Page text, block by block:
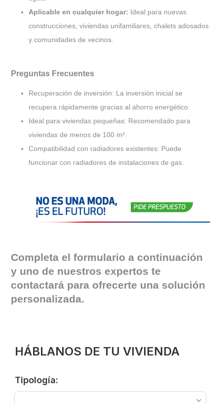
Aplicable en cualquier hogar: Ideal para nuevas
construcciones, viviendas unifamiliares, chalets adosados
y comunidades de vecinos.
Preguntas Frecuentes
Recuperación de inversión: La inversión inicial se
recupera rápidamente gracias al ahorro energético.
Ideal para viviendas pequeñas: Recomendado para
viviendas de menos de 100 m².
Compatibilidad con radiadores existentes: Puede
funcionar con radiadores de instalaciones de gas.
Completa el formulario a continuación
y uno de nuestros expertos te
contactará para ofrecerte una solución
personalizada.